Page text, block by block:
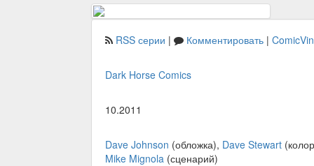
RSS серии | Комментировать |
Dark Horse Comics
10.2011
Dave Johnson (обложка), Dave Stewart
Mike Mignola (сценарий)